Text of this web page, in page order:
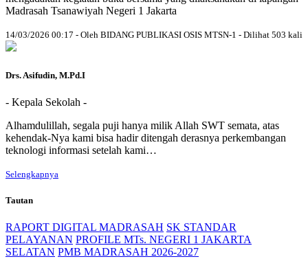
Madrasah Tsanawiyah Negeri 1 Jakarta
14/03/2026 00:17 - Oleh BIDANG PUBLIKASI OSIS MTSN-1 - Dilihat 503 kali
Drs. Asifudin, M.Pd.I
- Kepala Sekolah -
Alhamdulillah, segala puji hanya milik Allah SWT semata, atas
kehendak-Nya kami bisa hadir ditengah derasnya perkembangan
teknologi informasi setelah kami…
Selengkapnya
Tautan
RAPORT DIGITAL MADRASAH SK STANDAR
PELAYANAN PROFILE MTs. NEGERI 1 JAKARTA
SELATAN PMB MADRASAH 2026-2027